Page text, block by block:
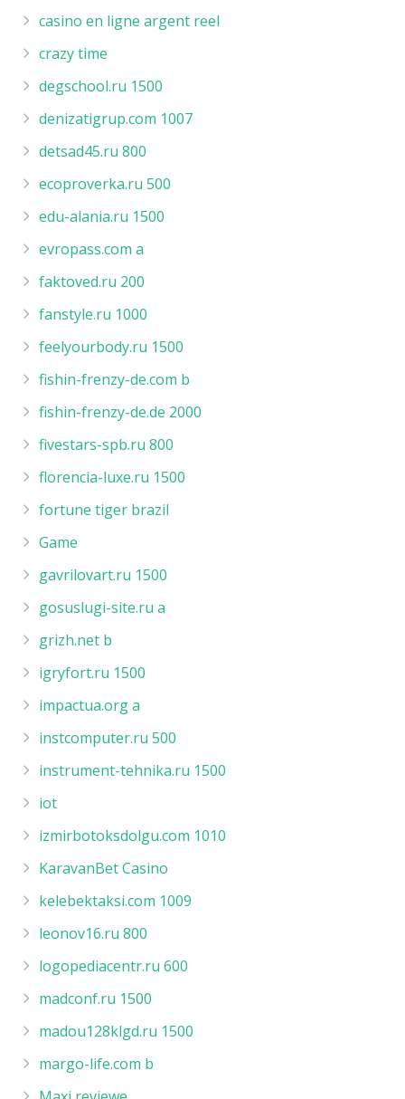
casino en ligne argent reel
crazy time
degschool.ru 1500
denizatigrup.com 1007
detsad45.ru 800
ecoproverka.ru 500
edu-alania.ru 1500
evropass.com a
faktoved.ru 200
fanstyle.ru 1000
feelyourbody.ru 1500
fishin-frenzy-de.com b
fishin-frenzy-de.de 2000
fivestars-spb.ru 800
florencia-luxe.ru 1500
fortune tiger brazil
Game
gavrilovart.ru 1500
gosuslugi-site.ru a
grizh.net b
igryfort.ru 1500
impactua.org a
instcomputer.ru 500
instrument-tehnika.ru 1500
iot
izmirbotoksdolgu.com 1010
KaravanBet Casino
kelebektaksi.com 1009
leonov16.ru 800
logopediacentr.ru 600
madconf.ru 1500
madou128klgd.ru 1500
margo-life.com b